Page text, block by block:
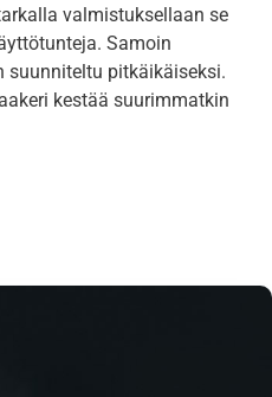
valmistuksellaan se
Samoin
suunniteltu pitkäikäiseksi.
kestää suurimmatkin